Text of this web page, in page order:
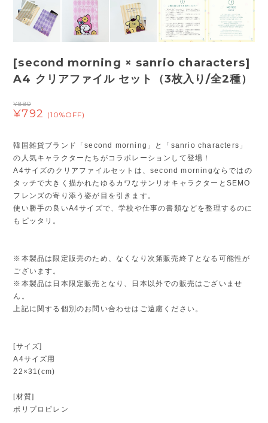
[second morning × sanrio characters]
A4 クリアファイル セット（3枚入り/全2種）
¥880
¥792 (10%OFF)
韓国雑貨ブランド「second morning」と「sanrio characters」
の人気キャラクターたちがコラボレーションして登場！
A4サイズのクリアファイルセットは、second morningならではの
タッチで大きく描かれたゆるカワなサンリオキャラクターとSEMO
フレンズの寄り添う姿が目を引きます。
使い勝手の良いA4サイズで、学校や仕事の書類などを整理するのに
もピッタリ。
※本製品は限定販売のため、なくなり次第販売終了となる可能性が
ございます。
※本製品は日本限定販売となり、日本以外での販売はございませ
ん。
上記に関する個別のお問い合わせはご遠慮ください。
[サイズ]
A4サイズ用
22×31(cm)
[材質]
ポリプロピレン